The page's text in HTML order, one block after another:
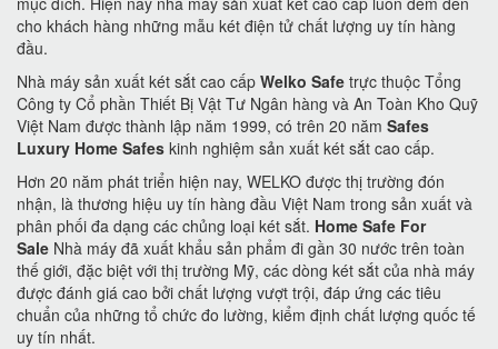
cho khách hàng những mẫu két điện tử chất lượng uy tín hàng
đầu.
Nhà máy sản xuất két sắt cao cấp Welko Safe trực thuộc Tổng
Công ty Cổ phần Thiết Bị Vật Tư Ngân hàng và An Toàn Kho Quỹ
Việt Nam được thành lập năm 1999, có trên 20 năm Safes
Luxury Home Safes kinh nghiệm sản xuất két sắt cao cấp.
Hơn 20 năm phát triển hiện nay, WELKO được thị trường đón
nhận, là thương hiệu uy tín hàng đầu Việt Nam trong sản xuất và
phân phối đa dạng các chủng loại két sắt. Home Safe For
Sale Nhà máy đã xuất khẩu sản phẩm đi gần 30 nước trên toàn
thế giới, đặc biệt với thị trường Mỹ, các dòng két sắt của nhà máy
được đánh giá cao bởi chất lượng vượt trội, đáp ứng các tiêu
chuẩn của những tổ chức đo lường, kiểm định chất lượng quốc tế
uy tín nhất.